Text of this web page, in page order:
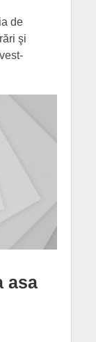
de
şi
asa